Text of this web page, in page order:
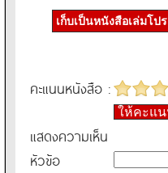
เก็บเป็นหนังสือเล่มโป
คะแนนหนังสือ :
ให้คะแ
แสดงความเห็น
หัวข้อ